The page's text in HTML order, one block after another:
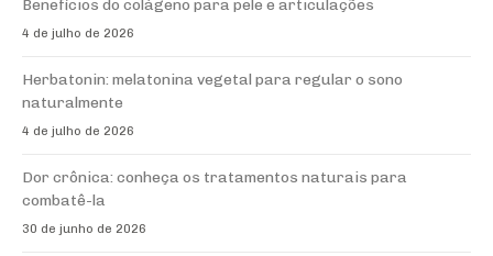
Benefícios do colágeno para pele e articulações
4 de julho de 2026
Herbatonin: melatonina vegetal para regular o sono
naturalmente
4 de julho de 2026
Dor crônica: conheça os tratamentos naturais para
combatê-la
30 de junho de 2026